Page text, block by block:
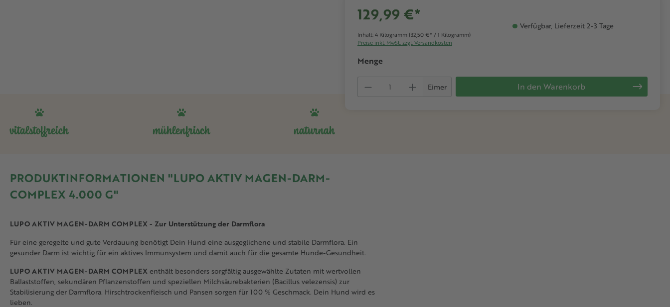
129,99 €*
Inhalt: 4 Kilogramm (32,50 €* / 1 Kilogramm)
Preise inkl. MwSt. zzgl. Versandkosten
Verfügbar, Lieferzeit 2-3 Tage
Menge
Produkt Anzahl: Gib den gewünschten Wert ein oder
Eimer In den Warenkorb
vitalstoffreich mühlenfrisch naturnah
PRODUKTINFORMATIONEN "LUPO AKTIV MAGEN-DARM-
COMPLEX 4.000 G"
LUPO AKTIV MAGEN-DARM COMPLEX - Zur Unterstützung der Darmflora
Für eine geregelte und gute Verdauung benötigt Dein Hund eine ausgeglichene und stabile Darmflora. Ein
gesunder Darm ist wichtig für ein aktives Immunsystem und damit auch für die gesamte Hunde-Gesundheit.
LUPO AKTIV MAGEN-DARM COMPLEX enthält besonders sorgfältig ausgewählte Zutaten mit wertvollen
Ballaststoffen, sekundären Pflanzenstoffen und speziellen Milchsäurebakterien (Bacillus velezensis) zur
Stabilisierung der Darmflora. Hirschtrockenfleisch und Pansen sorgen für 100 % Geschmack. Dein Hund wird es
lieben.